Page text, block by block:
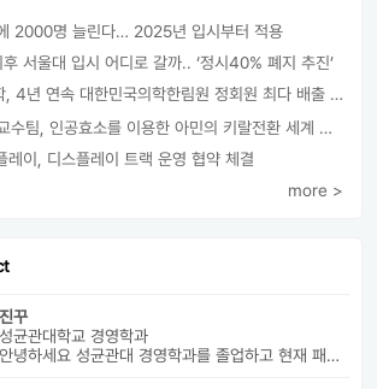
2000명 늘린다… 2025년 입시부터 적용
서울대 입시 어디로 갈까.. ‘정시40% 폐지 추진’
고려대학교 의과대학, 4년 연속 대한민국의학한림원 정회원 최다 배출 外
연세대학교 신종식 교수팀, 인공효소를 이용한 아민의 키랄전환 세계 최초로 성공
레이, 디스플레이 트랙 운영 협약 체결
more >
진꾸
성균관대학교 경영학과
안녕하세요 성균관대 경영학과를 졸업하고 현재 패션 회사 기획자로 있습니...